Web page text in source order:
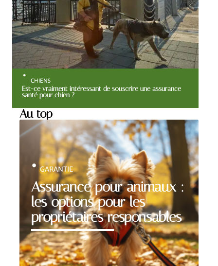
CHIENS
Est-ce vraiment intéressant de souscrire une assurance
santé pour chien ?
Au top
Assurance pour animaux :
les options pour les
propriétaires responsables
GARANTIE